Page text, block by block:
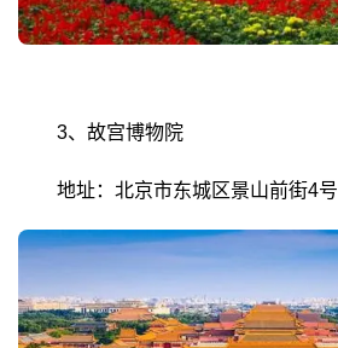
3、故宫博物院
地址：北京市东城区景山前街4号